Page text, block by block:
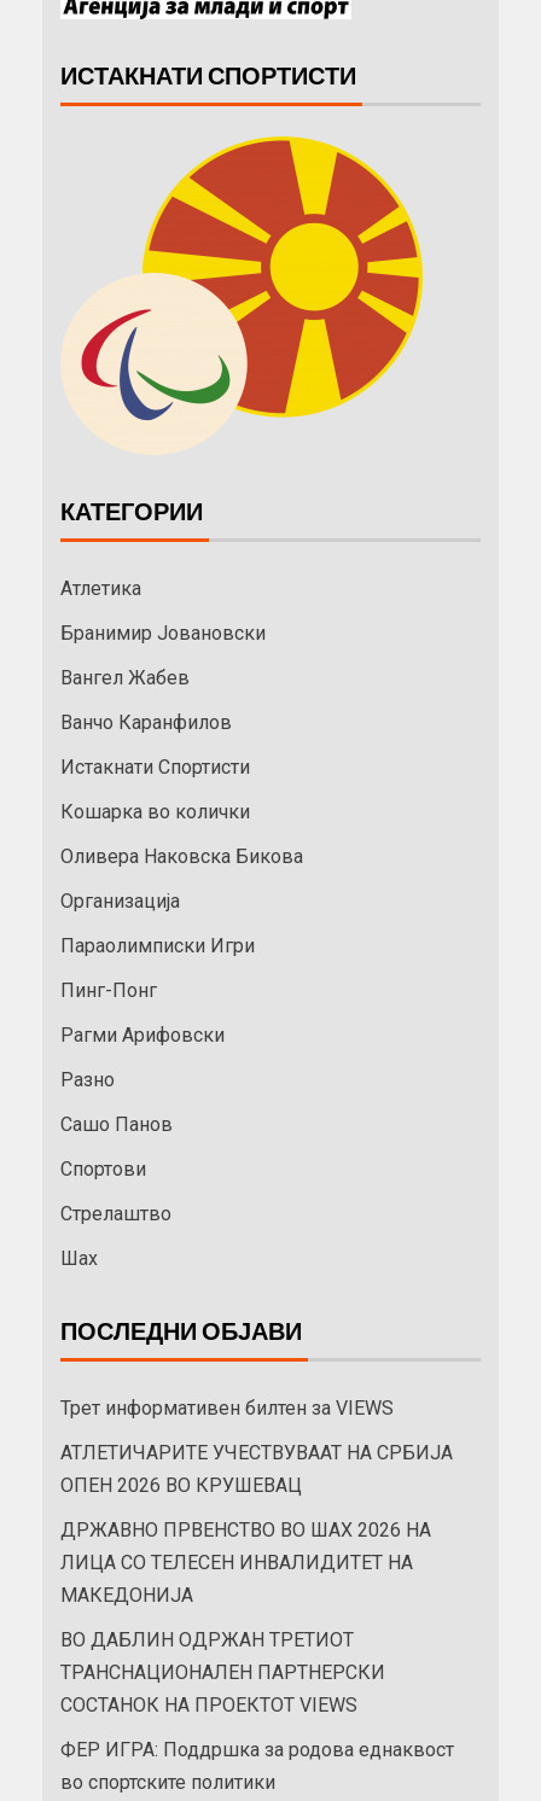
ИСТАКНАТИ СПОРТИСТИ
КАТЕГОРИИ
Атлетика
Бранимир Јовановски
Вангел Жабев
Ванчо Каранфилов
Истакнати Спортисти
Кошарка во колички
Оливера Наковска Бикова
Организација
Параолимписки Игри
Пинг-Понг
Рагми Арифовски
Разно
Сашо Панов
Спортови
Стрелаштво
Шах
ПОСЛЕДНИ ОБЈАВИ
Трет информативен билтен за VIEWS
АТЛЕТИЧАРИТЕ УЧЕСТВУВААТ НА СРБИЈА
ОПЕН 2026 ВО КРУШЕВАЦ
ДРЖАВНО ПРВЕНСТВО ВО ШАХ 2026 НА
ЛИЦА СО ТЕЛЕСЕН ИНВАЛИДИТЕТ НА
МАКЕДОНИЈА
ВО ДАБЛИН ОДРЖАН ТРЕТИОТ
ТРАНСНАЦИОНАЛЕН ПАРТНЕРСКИ
СОСТАНОК НА ПРОЕКТОТ VIEWS
ФЕР ИГРА: Поддршка за родова еднаквост
во спортските политики